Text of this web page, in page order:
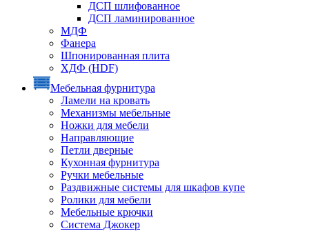
ДСП шлифованное
ДСП ламинированное
МДФ
Фанера
Шпонированная плита
ХДФ (HDF)
Мебельная фурнитура
Ламели на кровать
Механизмы мебельные
Ножки для мебели
Направляющие
Петли дверные
Кухонная фурнитура
Ручки мебельные
Раздвижные системы для шкафов купе
Ролики для мебели
Мебельные крючки
Система Джокер